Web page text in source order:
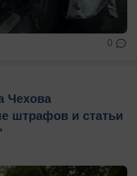
0
Чехова
штрафов и статьи